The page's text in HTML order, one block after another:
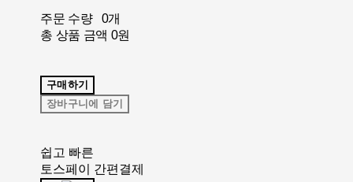
주문 수량
0개
총 상품 금액 0원
구매하기
장바구니에 담기
쉽고 빠른
토스페이 간편결제